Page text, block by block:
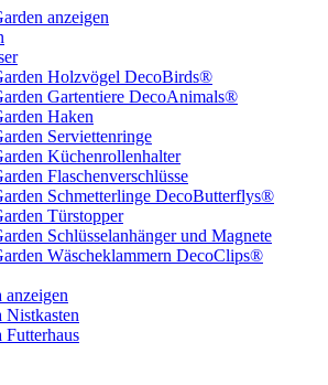
anzeigen
Holzvögel DecoBirds®
Gartentiere DecoAnimals®
Haken
Serviettenringe
Küchenrollenhalter
Flaschenverschlüsse
Schmetterlinge DecoButterflys®
Türstopper
Schlüsselanhänger und Magnete
Wäscheklammern DecoClips®